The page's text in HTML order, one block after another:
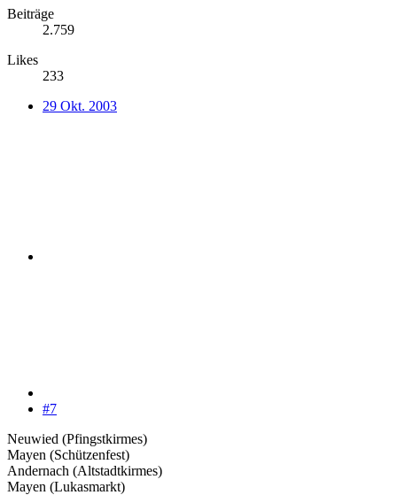
Beiträge
2.759
Likes
233
29 Okt. 2003
#7
Neuwied (Pfingstkirmes)
Mayen (Schützenfest)
Andernach (Altstadtkirmes)
Mayen (Lukasmarkt)